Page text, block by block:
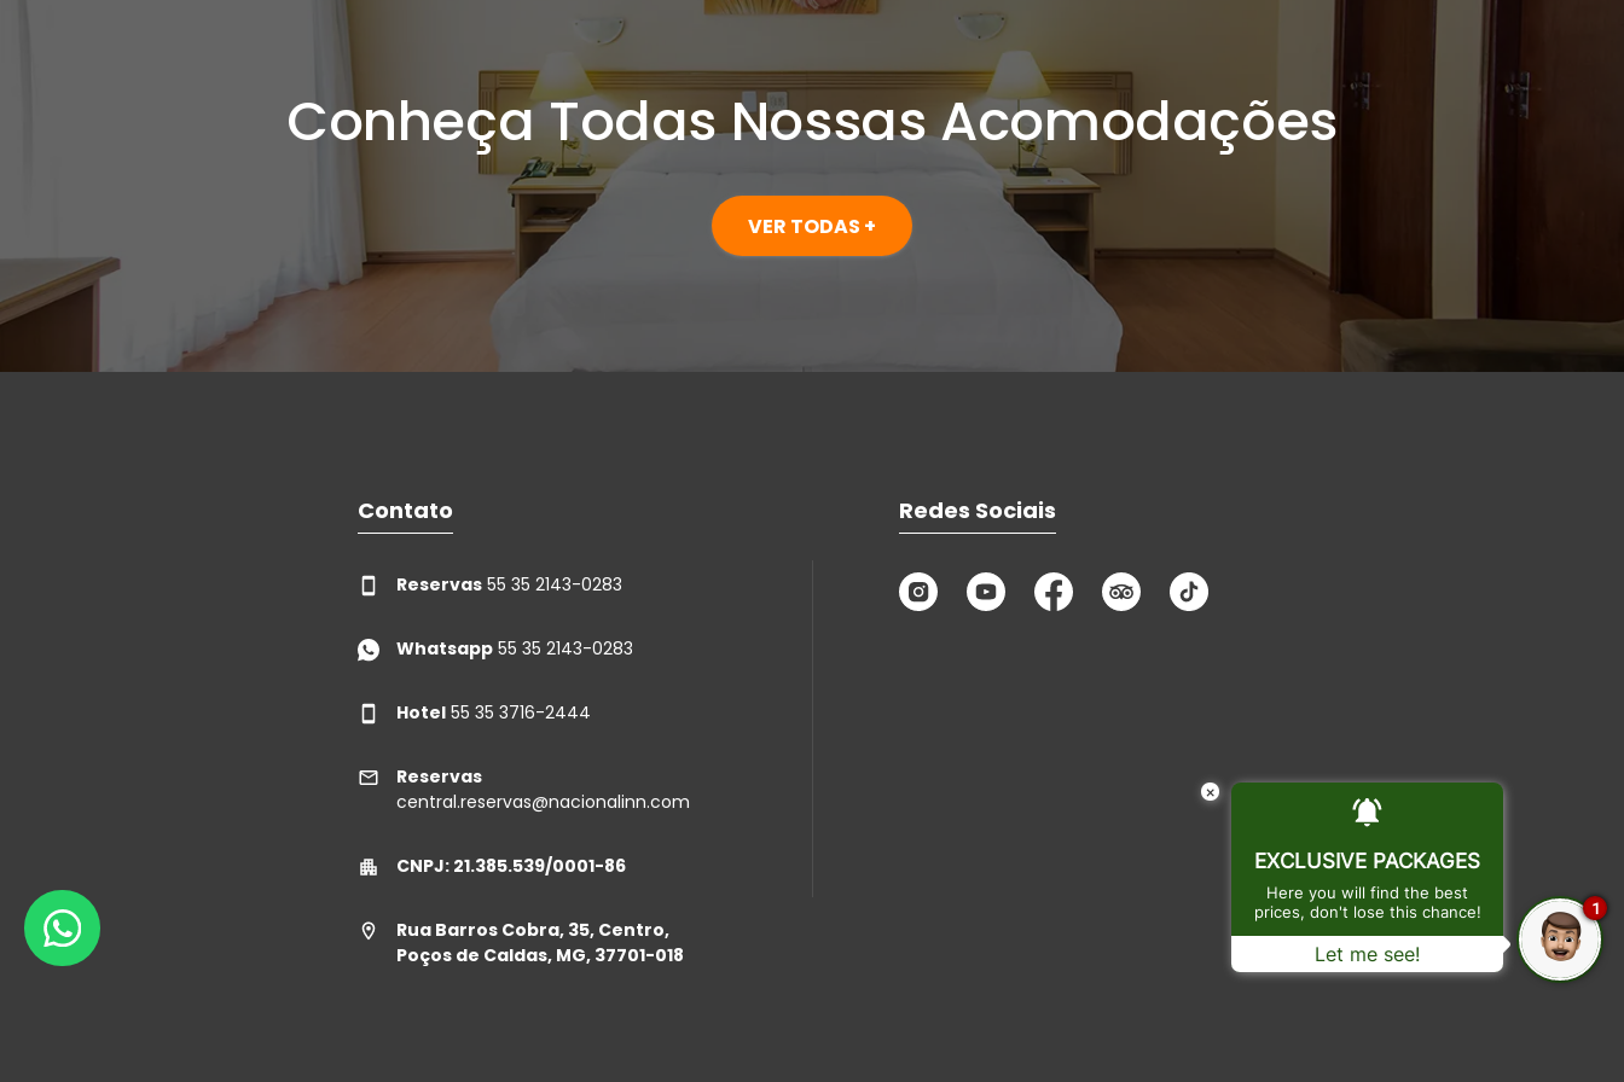
Conheça Todas Nossas Acomodações
VER TODAS +
Contato
Reservas 55 35 2143-0283
Whatsapp 55 35 2143-0283
Hotel 55 35 3716-2444
Reservas
central.reservas@nacionalinn.com
CNPJ: 21.385.539/0001-86
Rua Barros Cobra, 35, Centro,
Poços de Caldas, MG, 37701-018
Redes Sociais
×
EXCLUSIVE PACKAGES
Here you will find the best
prices, don't lose this chance!
Let me see!
1